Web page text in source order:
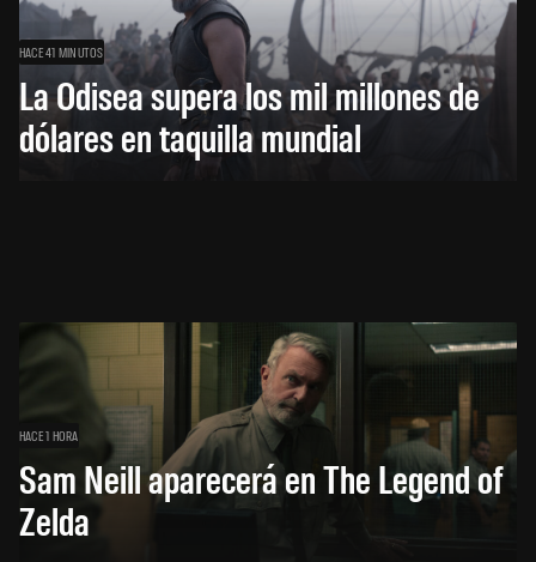
HACE 41 MINUTOS
La Odisea supera los mil millones de
dólares en taquilla mundial
HACE 1 HORA
Sam Neill aparecerá en The Legend of
Zelda